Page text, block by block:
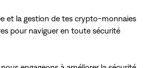
et la gestion de tes crypto-monnaies
pour naviguer en toute sécurité